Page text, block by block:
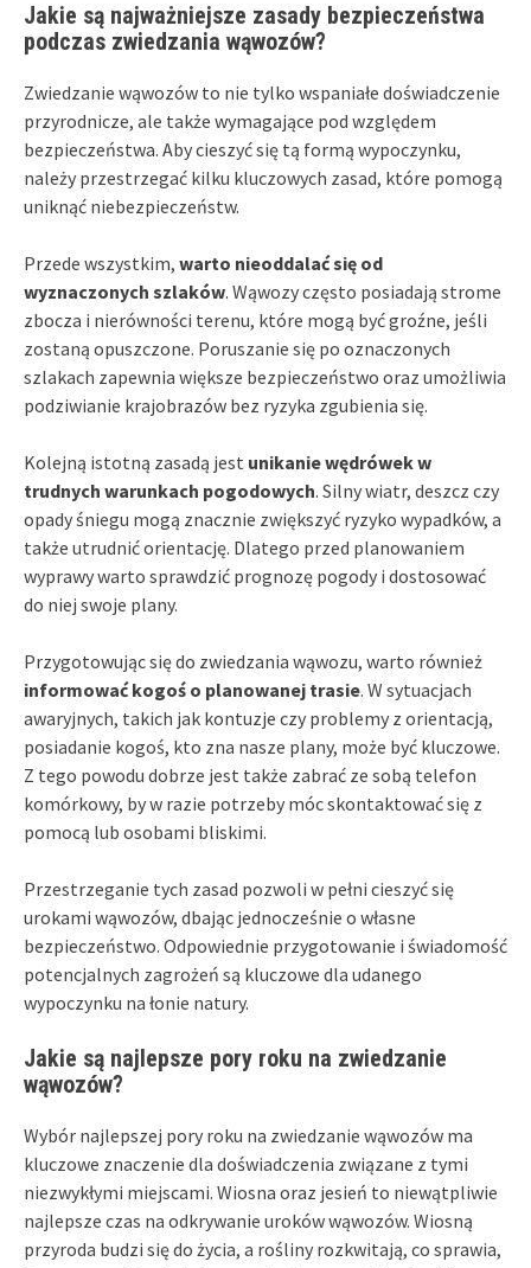
Jakie są najważniejsze zasady bezpieczeństwa
podczas zwiedzania wąwozów?
Zwiedzanie wąwozów to nie tylko wspaniałe doświadczenie
przyrodnicze, ale także wymagające pod względem
bezpieczeństwa. Aby cieszyć się tą formą wypoczynku,
należy przestrzegać kilku kluczowych zasad, które pomogą
uniknąć niebezpieczeństw.
Przede wszystkim, warto nieoddalać się od
wyznaczonych szlaków. Wąwozy często posiadają strome
zbocza i nierówności terenu, które mogą być groźne, jeśli
zostaną opuszczone. Poruszanie się po oznaczonych
szlakach zapewnia większe bezpieczeństwo oraz umożliwia
podziwianie krajobrazów bez ryzyka zgubienia się.
Kolejną istotną zasadą jest unikanie wędrówek w
trudnych warunkach pogodowych. Silny wiatr, deszcz czy
opady śniegu mogą znacznie zwiększyć ryzyko wypadków, a
także utrudnić orientację. Dlatego przed planowaniem
wyprawy warto sprawdzić prognozę pogody i dostosować
do niej swoje plany.
Przygotowując się do zwiedzania wąwozu, warto również
informować kogoś o planowanej trasie. W sytuacjach
awaryjnych, takich jak kontuzje czy problemy z orientacją,
posiadanie kogoś, kto zna nasze plany, może być kluczowe.
Z tego powodu dobrze jest także zabrać ze sobą telefon
komórkowy, by w razie potrzeby móc skontaktować się z
pomocą lub osobami bliskimi.
Przestrzeganie tych zasad pozwoli w pełni cieszyć się
urokami wąwozów, dbając jednocześnie o własne
bezpieczeństwo. Odpowiednie przygotowanie i świadomość
potencjalnych zagrożeń są kluczowe dla udanego
wypoczynku na łonie natury.
Jakie są najlepsze pory roku na zwiedzanie
wąwozów?
Wybór najlepszej pory roku na zwiedzanie wąwozów ma
kluczowe znaczenie dla doświadczenia związane z tymi
niezwykłymi miejscami. Wiosna oraz jesień to niewątpliwie
najlepsze czas na odkrywanie uroków wąwozów. Wiosną
przyroda budzi się do życia, a rośliny rozkwitają, co sprawia,